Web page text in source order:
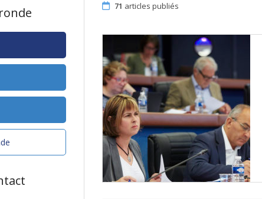
71 articles publiés